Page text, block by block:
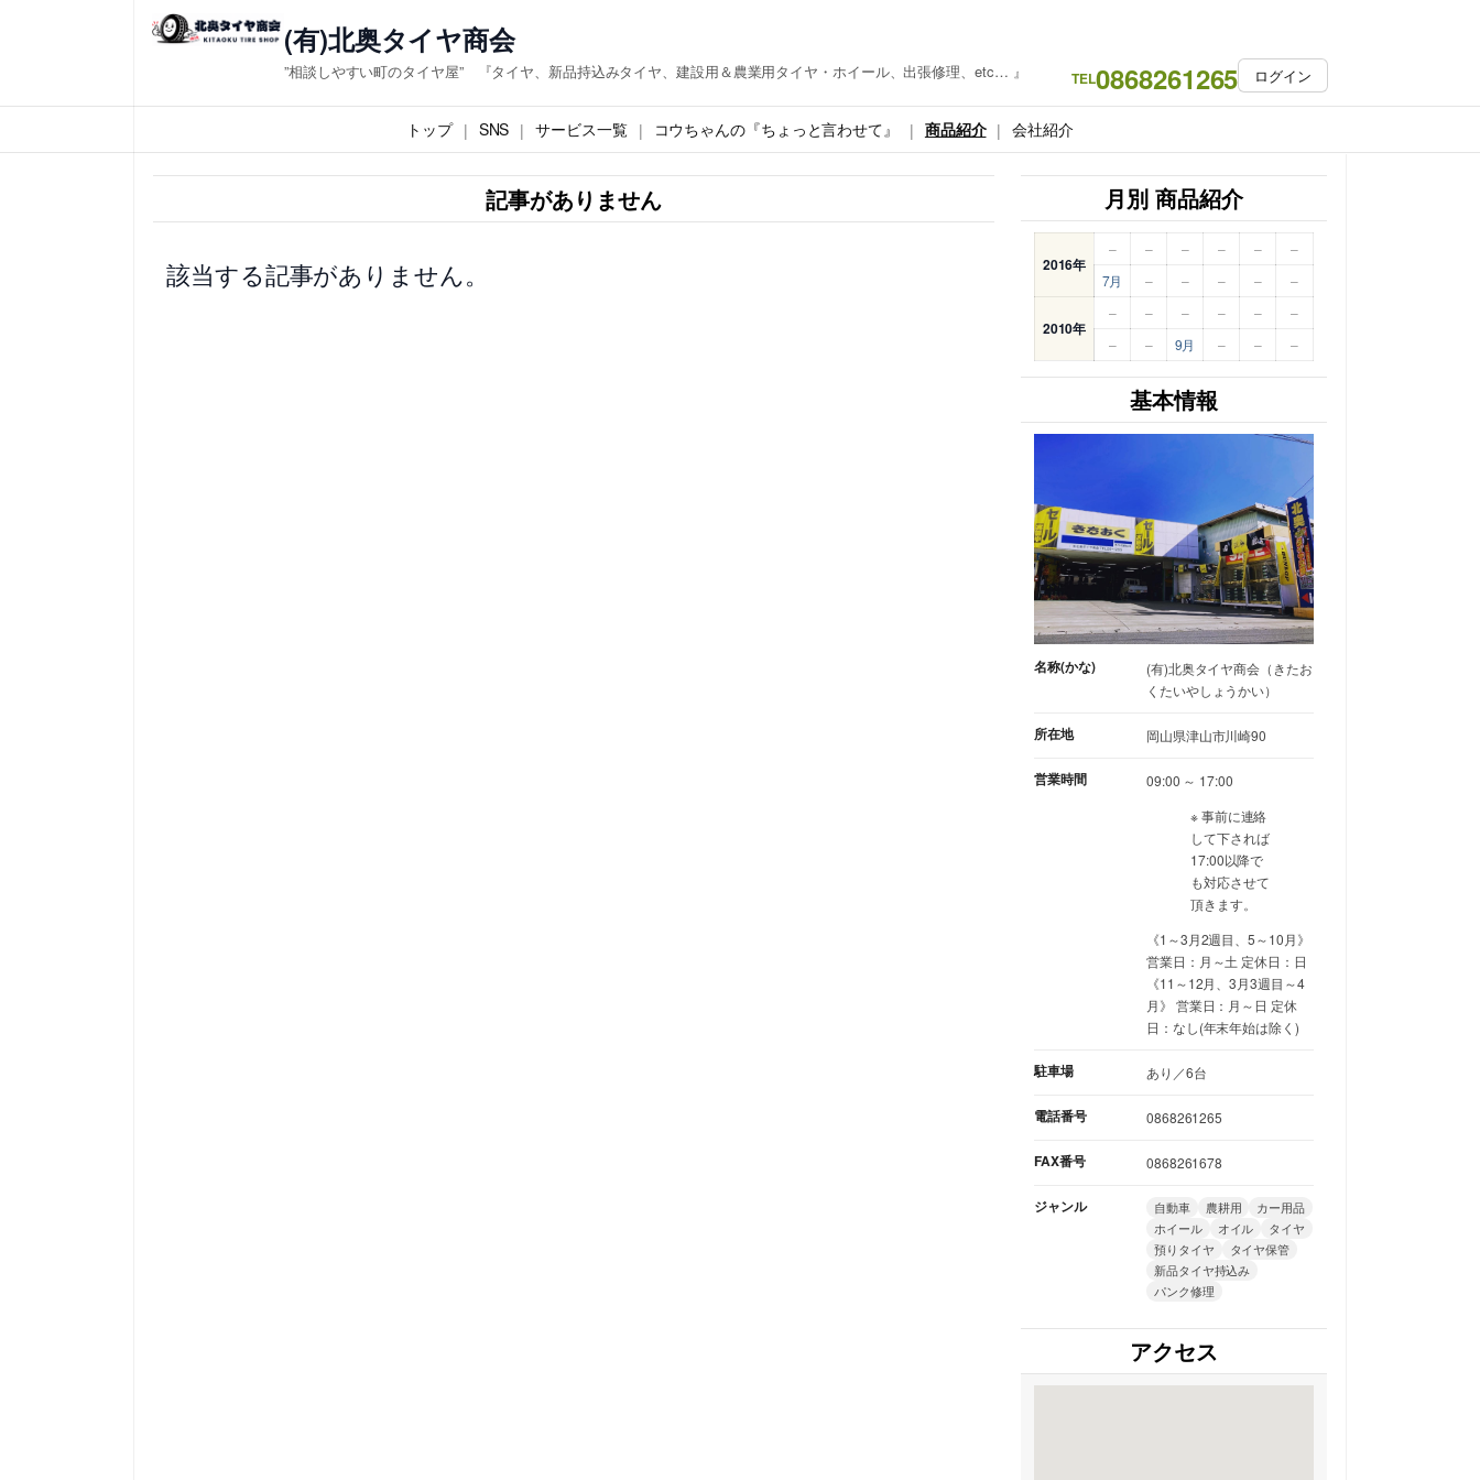
ス
キ
(有)北奥タイヤ商会
”相談しやすい町のタイヤ屋” 『タイヤ、新品持込みタイヤ、建設用＆農業用タイヤ・ホイール、出張修理、etc… 』 TEL0868261265 ログイン
トップ SNS サービス一覧 コウちゃんの『ちょっと言わせて』 商品紹介 会社紹介
記事がありません
該当する記事がありません。
月別 商品紹介
2016年
– – – – –
–
7月
– – – – –
2010年
– – – – –
–
–
– 9月 – – –
基本情報
名称(かな)
(有)北奥タイヤ商会（きたお
くたいやしょうかい）
所在地 岡山県津山市川崎90
営業時間
09:00 ～ 17:00
※ 事前に連絡
して下されば
17:00以降で
も対応させて
頂きます。
《1～3月2週目、5～10月》
営業日：月～土 定休日：日
《11～12月、3月3週目～4
月》 営業日：月～日 定休
日：なし(年末年始は除く)
駐車場 あり／6台
電話番号 0868261265
FAX番号 0868261678
ジャンル 自動車 農耕用
カー用品
ホイール
オイル
タイヤ
預りタイヤ
タイヤ保管
新品タイヤ持込み
パンク修理
アクセス